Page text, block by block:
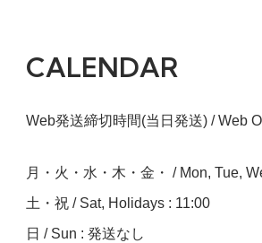
CALENDAR
Web発送締切時間(当日発送) / Web
月・火・水・木・金・ / Mon, Tue,
土・祝 / Sat, Holidays : 11:00
日 / Sun : 発送なし